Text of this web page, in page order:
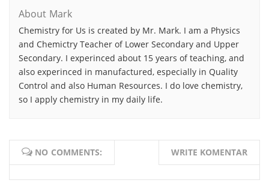
About Mark
Chemistry for Us is created by Mr. Mark. I am a Physics
and Chemictry Teacher of Lower Secondary and Upper
Secondary. I experinced about 15 years of teaching, and
also experinced in manufactured, especially in Quality
Control and also Human Resources. I do love chemistry,
so I apply chemistry in my daily life.
NO COMMENTS: WRITE KOMENTAR